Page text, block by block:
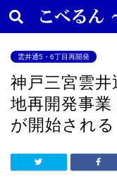
雲井通5・6丁目再開発
神戸三宮雲
地再開発事
が開始される